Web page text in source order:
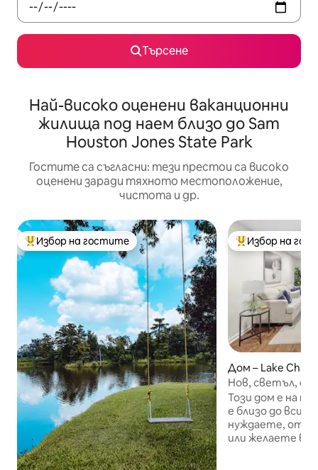
Търсене
Най-високо оценени ваканционни
жилища под наем близо до Sam
Houston Jones State Park
Гостите са съгласни: тези престои са високо
оценени заради тяхното местоположение,
чистота и др.
Най-популярен избор на гостите
Избор на гостите Най-популярен
Избор на
Дом – Lake
Нов, светъл,
офис в центъра
Този дом е на по
е близо до
нуждаете, от
или желаете в